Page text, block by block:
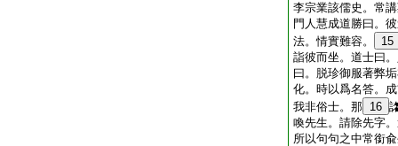
李宗業該儒史。常
門人慧成道勝曰。
法。情實難容。
15
詣彼而坐。道士曰
曰。脱珍御服著弊
化。時以爲名答。
我非俗士。那 16
喚先生。請除先字
所以句句之中常銜